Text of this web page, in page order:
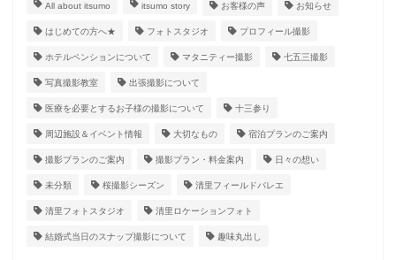
All about itsumo itsumo story お客様の声 お知らせ
はじめての方へ★ フォトスタジオ プロフィール撮影
ホテルペンションについて マタニティー撮影 七五三撮影
写真撮影教室 出張撮影について
医療を必要とするお子様の撮影について 十三参り
周辺施設＆イベント情報 大切なもの 宿泊プランのご案内
撮影プランのご案内 撮影プラン・料金案内 日々の想い
未分類 桜撮影シーズン 清里フィールドバレエ
清里フォトスタジオ 清里ロケーションフォト
結婚式当日のスナップ撮影について 趣味丸出し